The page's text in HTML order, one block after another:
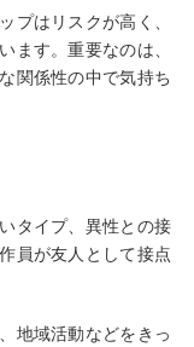
プはリスクが高く、
ます。重要なのは、
関係性の中で気持ち
タイプ、異性との接
員が友人として接点
地域活動などをきっ